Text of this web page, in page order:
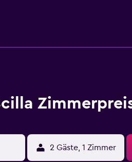
Giovanni mit
2 Gäste, 1 Zimmer